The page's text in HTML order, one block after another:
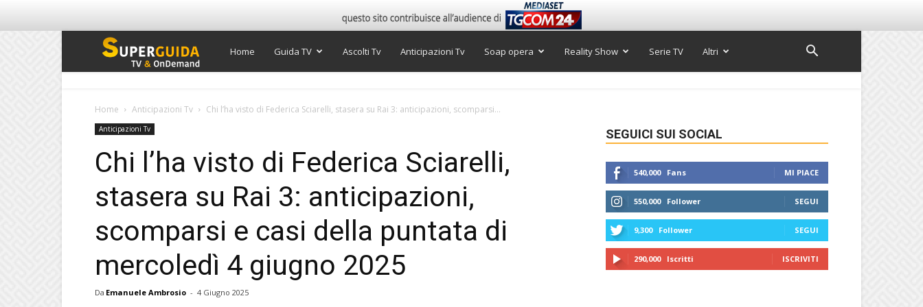
Super
Home Guida TV Ascolti Tv Anticipazioni Tv Soap opera Reality Show Serie TV Altri
Home Anticipazioni Tv Chi l’ha visto di Federica Sciarelli, stasera su Rai 3: anticipazioni, scomparsi...
Anticipazioni Tv
Chi l’ha visto di Federica Sciarelli,
stasera su Rai 3: anticipazioni,
scomparsi e casi della puntata di
mercoledì 4 giugno 2025
Da Emanuele Ambrosio - 4 Giugno 2025
SEGUICI SUI SOCIAL
540,000 Fans MI PIACE
550,000 Follower SEGUI
9,300 Follower SEGUI
290,000 Iscritti ISCRIVITI